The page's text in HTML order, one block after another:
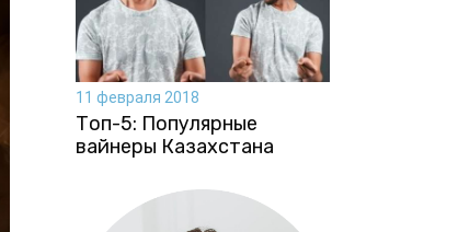
11 февраля 2018
Топ-5: Популярные
вайнеры Казахстана